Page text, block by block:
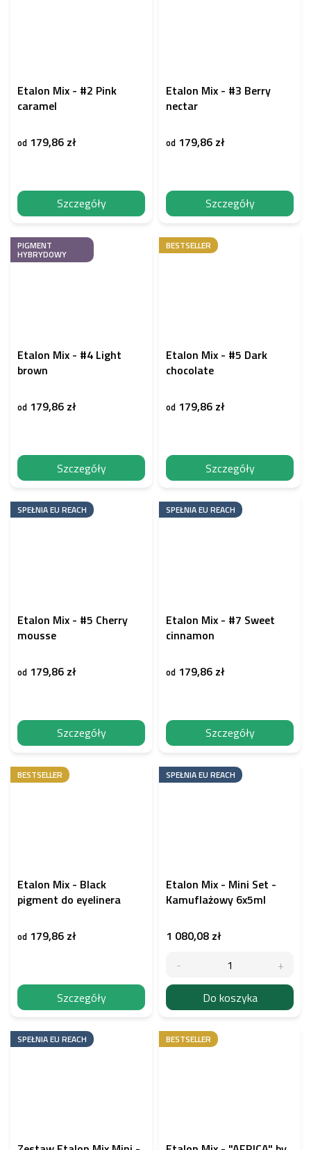
Etalon Mix - #2 Pink
caramel
od 179,86 zł
Szczegóły
Etalon Mix - #3 Berry
nectar
od 179,86 zł
Szczegóły
PIGMENT
HYBRYDOWY
Etalon Mix - #4 Light
brown
od 179,86 zł
Szczegóły
BESTSELLER
Etalon Mix - #5 Dark
chocolate
od 179,86 zł
Szczegóły
SPEŁNIA EU REACH
Etalon Mix - #5 Cherry
mousse
od 179,86 zł
Szczegóły
SPEŁNIA EU REACH
Etalon Mix - #7 Sweet
cinnamon
od 179,86 zł
Szczegóły
BESTSELLER
Etalon Mix - Black
pigment do eyelinera
od 179,86 zł
Szczegóły
SPEŁNIA EU REACH
Etalon Mix - Mini Set -
Kamuflażowy 6x5ml
1 080,08 zł
Do koszyka
SPEŁNIA EU REACH BESTSELLER